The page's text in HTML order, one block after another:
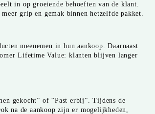
in op groeiende behoeften van de klant.
grip en gemak binnen hetzelfde pakket.
meenemen in hun aankoop. Daarnaast
Lifetime Value: klanten blijven langer
gekocht” of “Past erbij”. Tijdens de
na de aankoop zijn er mogelijkheden,